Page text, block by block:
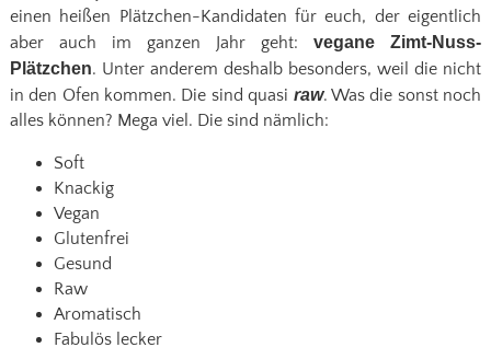
einen heißen Plätzchen-Kandidaten für euch, der eigentlich
aber auch im ganzen Jahr geht:vegane Zimt-Nuss-
Plätzchen. Unter anderem deshalb besonders, weil die nicht
in den Ofen kommen. Die sind quasi raw. Was die sonst noch
alles können? Mega viel. Die sind nämlich:
Soft
Knackig
Vegan
Glutenfrei
Gesund
Raw
Aromatisch
Fabulös lecker